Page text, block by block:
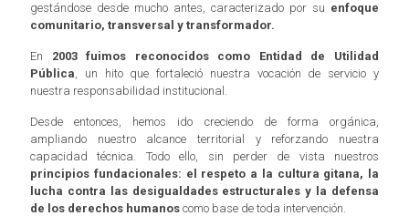
gestándose desde mucho antes, caracterizado por su enfoque
comunitario, transversal y transformador.
En 2003 fuimos reconocidos como Entidad de Utilidad
Pública, un hito que fortaleció nuestra vocación de servicio y
nuestra responsabilidad institucional.
Desde entonces, hemos ido creciendo de forma orgánica,
ampliando nuestro alcance territorial y reforzando nuestra
capacidad técnica. Todo ello, sin perder de vista nuestros
principios fundacionales: el respeto a la cultura gitana, la
lucha contra las desigualdades estructurales y la defensa
de los derechos humanos como base de toda intervención.